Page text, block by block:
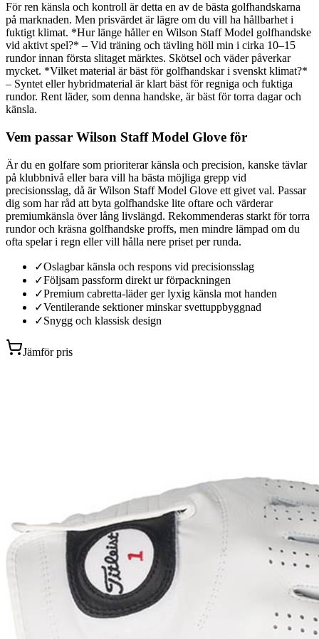
För ren känsla och kontroll är detta en av de bästa golfhandskarna
på marknaden. Men prisvärdet är lägre om du vill ha hållbarhet i
fuktigt klimat. *Hur länge håller en Wilson Staff Model golfhandske
vid aktivt spel?* – Vid träning och tävling höll min i cirka 10–15
rundor innan första slitaget märktes. Skötsel och väder påverkar
mycket. *Vilket material är bäst för golfhandskar i svenskt klimat?*
– Syntet eller hybridmaterial är klart bäst för regniga och fuktiga
rundor. Rent läder, som denna handske, är bäst för torra dagar och
känsla.
Vem passar Wilson Staff Model Glove för
Är du en golfare som prioriterar känsla och precision, kanske tävlar
på klubbnivå eller bara vill ha bästa möjliga grepp vid
precisionsslag, då är Wilson Staff Model Glove ett givet val. Passar
dig som har råd att byta golfhandske lite oftare och värderar
premiumkänsla över lång livslängd. Rekommenderas starkt för torra
rundor och kräsna golfhandske proffs, men mindre lämpad om du
ofta spelar i regn eller vill hålla nere priset per runda.
✓Oslagbar känsla och respons vid precisionsslag
✓Följsam passform direkt ur förpackningen
✓Premium cabretta-läder ger lyxig känsla mot handen
✓Ventilerande sektioner minskar svettuppbyggnad
✓Snygg och klassisk design
Jämför pris